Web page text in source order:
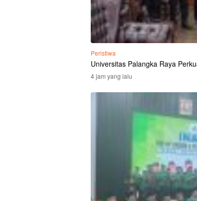
Peristiwa
Universitas Palangka Raya
4 jam yang lalu